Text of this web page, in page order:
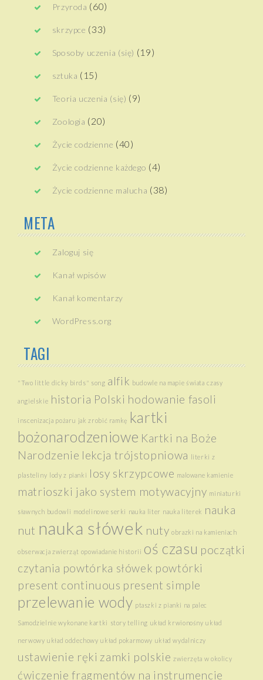
Przyroda (60)
skrzypce (33)
Sposoby uczenia (się) (19)
sztuka (15)
Teoria uczenia (się) (9)
Zoologia (20)
Życie codzienne (40)
Życie codzienne każdego (4)
Życie codzienne malucha (38)
META
Zaloguj się
Kanał wpisów
Kanał komentarzy
WordPress.org
TAGI
"Two little dicky birds" song alfik budowle na mapie świata czasy
angielskie historia Polski hodowanie fasoli
inscenizacja pożaru jak zrobić ramkę kartki
bożonarodzeniowe Kartki na Boże
Narodzenie lekcja trójstopniowa literki z
plasteliny lody z pianki losy skrzypcowe malowane kamienie
matrioszki jako system motywacyjny miniaturki
sławnych budowli modelinowe serki nauka liter nauka literek nauka
nut nauka słówek nuty obrazki na kamieniach
obserwacja zwierząt opowiadanie historii oś czasu początki
czytania powtórka słówek powtórki
present continuous present simple
przelewanie wody ptaszki z pianki na palec
Samodzielnie wykonane kartki story telling układ krwionośny układ
nerwowy układ oddechowy układ pokarmowy układ wydalniczy
ustawienie ręki zamki polskie zwierzęta w okolicy
ćwiczenie fragmentów na instrumencie